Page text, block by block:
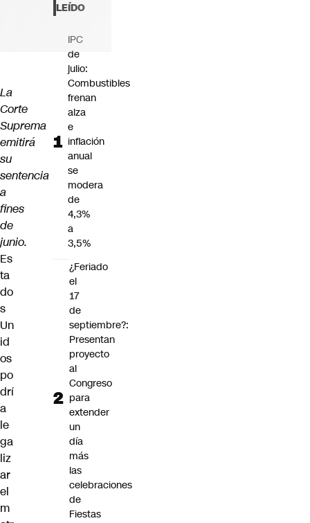
La
Corte
Suprema
emitirá
su
sentencia
a
fines
de
junio.
Es
ta
do
s
Un
id
os
po
drí
a
le
ga
liz
ar
el
m
LEÍDO
IPC
de
julio:
Combustibles
frenan
alza
e
inflación
anual
se
modera
de
4,3%
a
3,5%
¿Feriado
el
17
de
septiembre?:
Presentan
proyecto
al
Congreso
para
extender
un
día
más
las
celebraciones
de
Fiestas